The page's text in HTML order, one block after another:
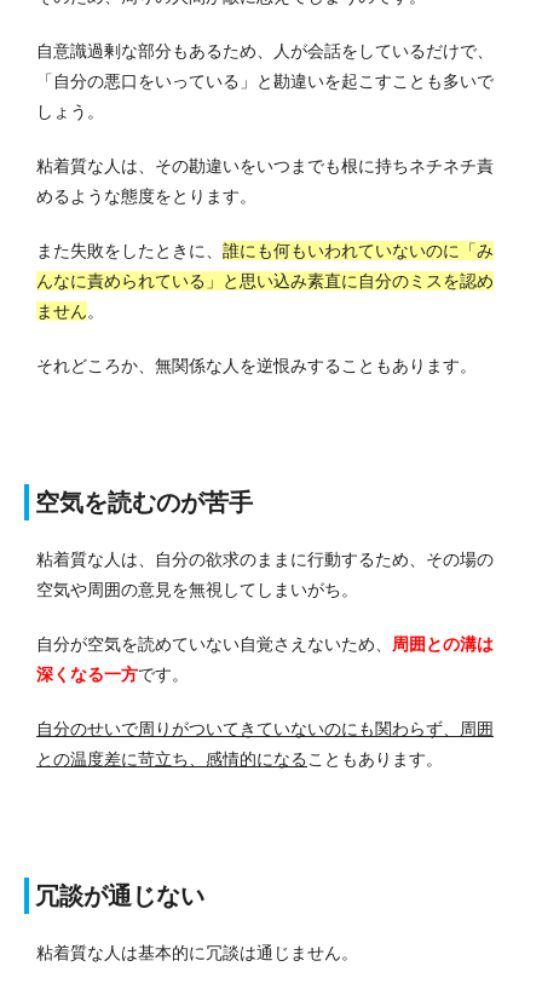
自意識過剰な部分もあるため、人が会話をしているだけで、
「自分の悪口をいっている」と勘違いを起こすことも多いで
しょう。
粘着質な人は、その勘違いをいつまでも根に持ちネチネチ責
めるような態度をとります。
また失敗をしたときに、 誰にも何もいわれていないのに「み
んなに責められている」と思い込み素直に自分のミスを認め
ません。
それどころか、無関係な人を逆恨みすることもあります。
空気を読むのが苦手
粘着質な人は、自分の欲求のままに行動するため、その場の
空気や周囲の意見を無視してしまいがち。
自分が空気を読めていない自覚さえないため、 周囲との溝は
深くなる一方です。
自分のせいで周りがついてきていないのにも関わらず、周囲
との温度差に苛立ち、感情的になる こともあります。
冗談が通じない
粘着質な人は基本的に冗談は通じません。